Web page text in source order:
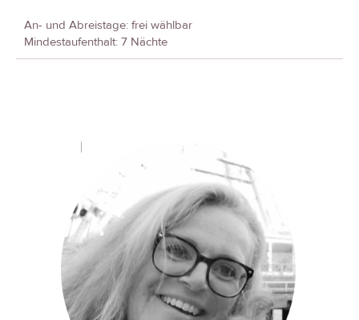
An- und Abreistage: frei wählbar
Mindestaufenthalt: 7 Nächte